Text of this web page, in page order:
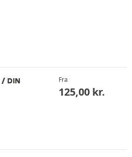
/ DIN
Fra
125,00 kr.